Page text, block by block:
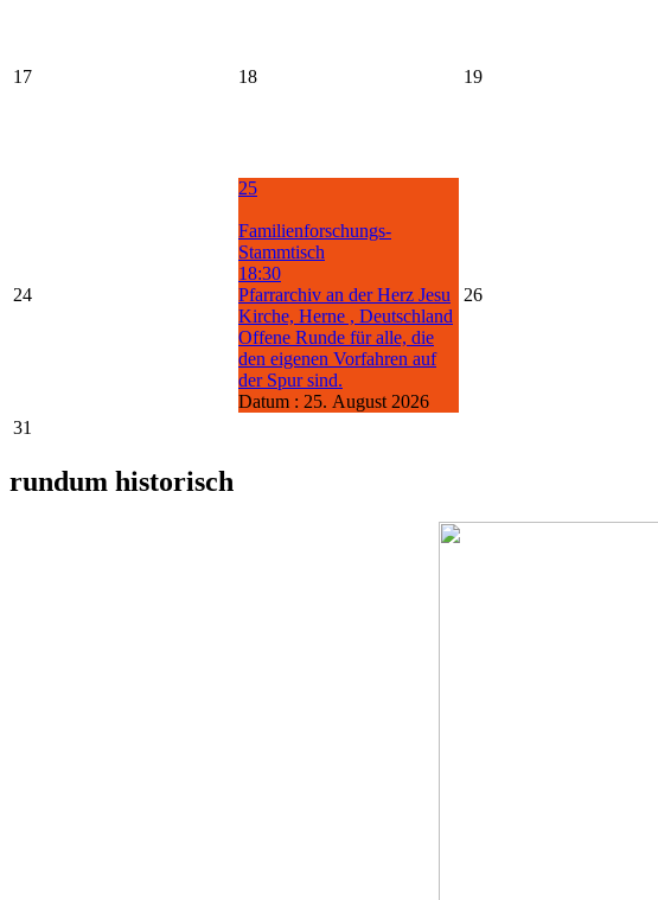
17 18 19
24
25
Familienforschungs-
Stammtisch
18:30
Pfarrarchiv an der Herz Jesu
Kirche, Herne , Deutschland
Offene Runde für alle, die
den eigenen Vorfahren auf
der Spur sind.
Datum : 25. August 2026
26
31
rundum historisch